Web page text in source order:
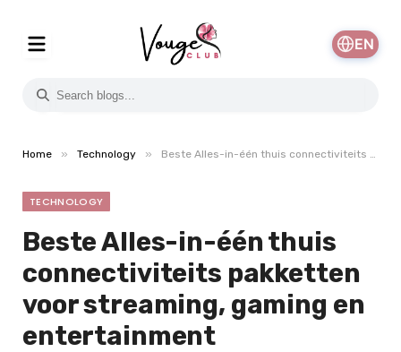
EN
Home » Technology » Beste Alles-in-één thuis connectiviteits pakketten voor streaming, gaming en entertainment
TECHNOLOGY
Beste Alles-in-één thuis
connectiviteits pakketten
voor streaming, gaming en
entertainment